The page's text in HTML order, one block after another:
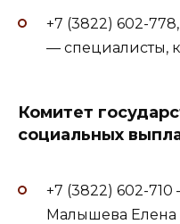
+7 (3822) 602-
— специалисты,
Комитет
социальных
+7 (3822) 602-
Малышева Елена